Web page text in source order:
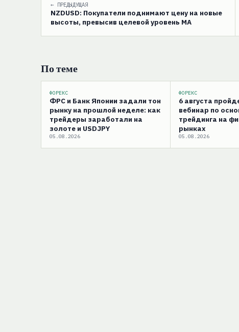
← ПРЕДЫДУЩАЯ
NZDUSD: Покупатели поднимают цену на новые
высоты, превысив целевой уровень MA
По теме
ФОРЕКС
ФРС и Банк Японии задали тон
рынку на прошлой неделе: как
трейдеры заработали на
золоте и USDJPY
05.08.2026
ФОРЕКС
6 августа
вебинар по
трейдинга на
рынках
05.08.2026